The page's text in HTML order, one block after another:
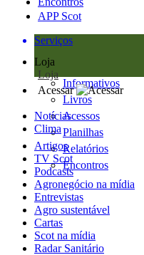
APP Scot
Serviços
Loja
Loja
Informativos
Livros
Acessos
Planilhas
Relatórios
Encontros
Acessar
Notícias
Clima
Artigos
TV Scot
Podcasts
Agronegócio na mídia
Entrevistas
Agro sustentável
Cartas
Scot na mídia
Radar Sanitário